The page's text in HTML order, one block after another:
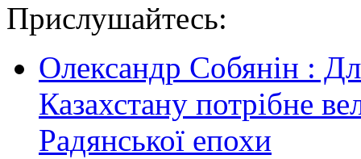
Прислушайтесь:
Олександр Собянін :
Казахстану потрібне
Радянської епохи